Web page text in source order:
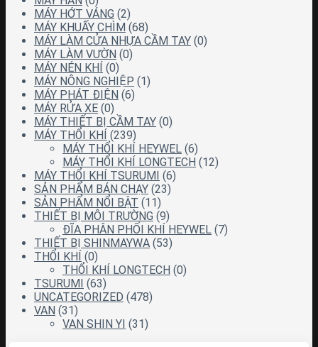
MÁY HỚT VÁNG (2)
MÁY KHUẤY CHÌM (68)
MÁY LÀM CỬA NHỰA CẦM TAY (0)
MÁY LÀM VƯỜN (0)
MÁY NÉN KHÍ (0)
MÁY NÔNG NGHIỆP (1)
MÁY PHÁT ĐIỆN (6)
MÁY RỬA XE (0)
MÁY THIẾT BỊ CẦM TAY (0)
MÁY THỔI KHÍ (239)
MÁY THỔI KHÍ HEYWEL (6)
MÁY THỔI KHÍ LONGTECH (12)
MÁY THỔI KHÍ TSURUMI (6)
SẢN PHẨM BÁN CHẠY (23)
SẢN PHẨM NỔI BẬT (11)
THIẾT BỊ MÔI TRƯỜNG (9)
ĐĨA PHÂN PHỐI KHÍ HEYWEL (7)
THIẾT BỊ SHINMAYWA (53)
THỔI KHÍ (0)
THỔI KHÍ LONGTECH (0)
TSURUMI (63)
UNCATEGORIZED (478)
VAN (31)
VAN SHIN YI (31)